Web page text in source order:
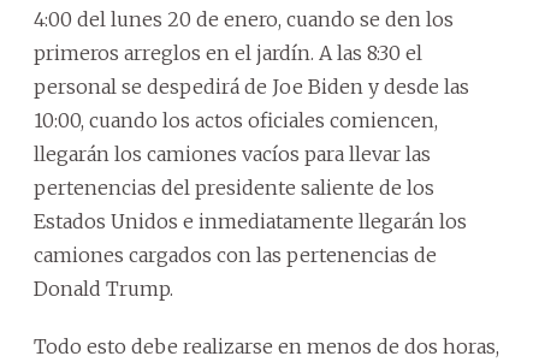
4:00 del lunes 20 de enero, cuando se den los
primeros arreglos en el jardín. A las 8:30 el
personal se despedirá de Joe Biden y desde las
10:00, cuando los actos oficiales comiencen,
llegarán los camiones vacíos para llevar las
pertenencias del presidente saliente de los
Estados Unidos e inmediatamente llegarán los
camiones cargados con las pertenencias de
Donald Trump.
Todo esto debe realizarse en menos de dos horas,